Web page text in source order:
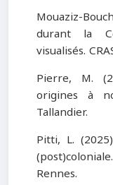
Mouaziz-
durant la
visualisés.
Pierre, M.
origines à
Tallandier.
Pitti, L.
Rennes.